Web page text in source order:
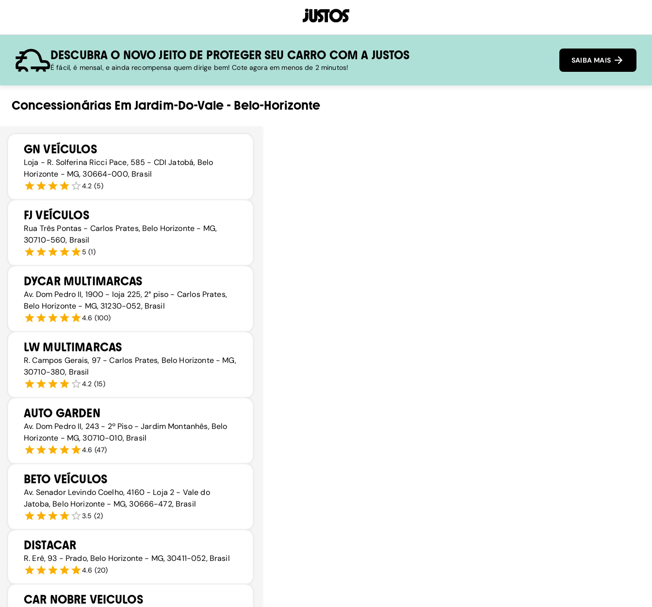
DESCUBRA O NOVO JEITO DE PROTEGER SEU CARRO COM A JUSTOS
É fácil, é mensal, e ainda recompensa quem dirige bem! Cote agora em menos de 2 minutos!
SAIBA MAIS
Concessionárias Em Jardim-Do-Vale- Belo-Horizonte
GN VEÍCULOS
Loja - R. Solferina Ricci Pace, 585 - CDI Jatobá, Belo
Horizonte - MG, 30664-000, Brasil
4.2 (5)
FJ VEÍCULOS
Rua Três Pontas - Carlos Prates, Belo Horizonte - MG,
30710-560, Brasil
5 (1)
DYCAR MULTIMARCAS
Av. Dom Pedro II, 1900 - loja 225, 2° piso - Carlos Prates,
Belo Horizonte - MG, 31230-052, Brasil
4.6 (100)
LW MULTIMARCAS
R. Campos Gerais, 97 - Carlos Prates, Belo Horizonte - MG,
30710-380, Brasil
4.2 (15)
AUTO GARDEN
Av. Dom Pedro II, 243 - 2º Piso - Jardim Montanhês, Belo
Horizonte - MG, 30710-010, Brasil
4.6 (47)
BETO VEÍCULOS
Av. Senador Levindo Coelho, 4160 - Loja 2 - Vale do
Jatoba, Belo Horizonte - MG, 30666-472, Brasil
3.5 (2)
DISTACAR
R. Erê, 93 - Prado, Belo Horizonte - MG, 30411-052, Brasil
4.6 (20)
CAR NOBRE VEICULOS